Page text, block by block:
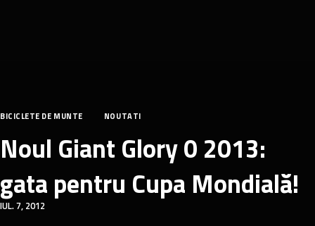
BICICLETE DE MUNTE NOUTATI
Noul Giant Glory 0 2013:
gata pentru Cupa Mondială!
IUL. 7, 2012